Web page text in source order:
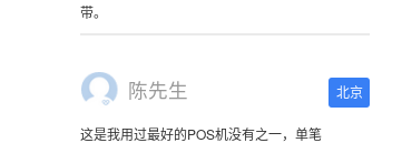
带。
陈先生 北京
这是我用过最好的POS机没有之一，单笔